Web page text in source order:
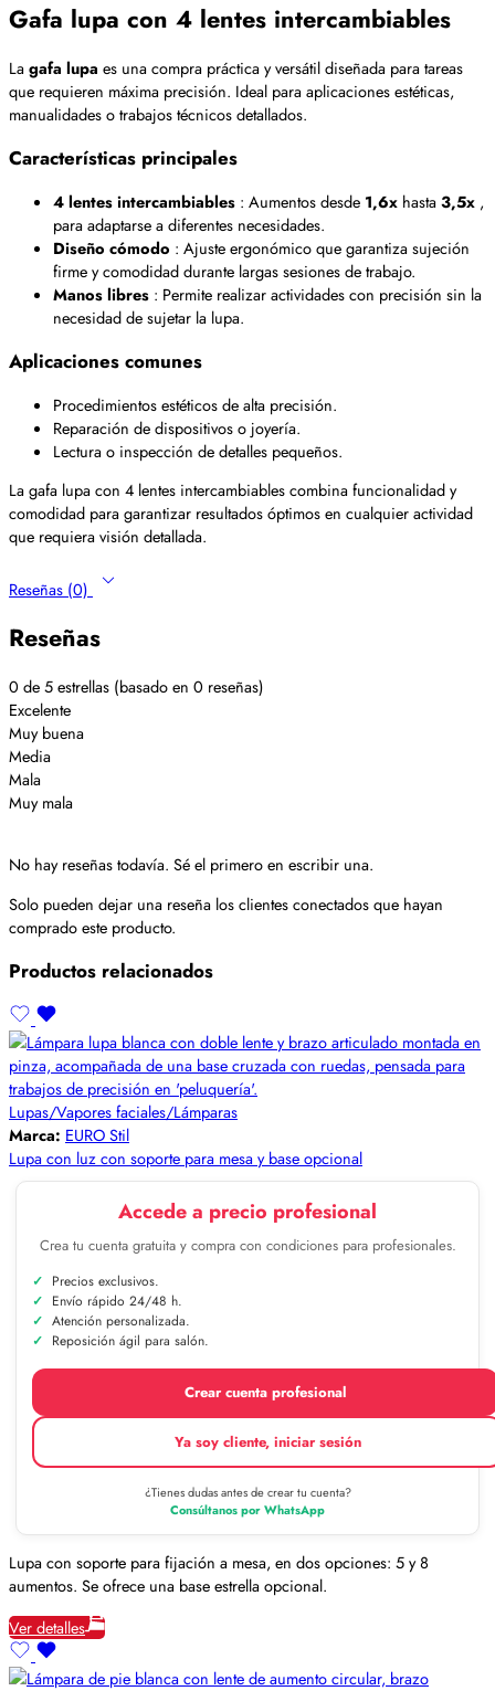
Gafa lupa con 4 lentes intercambiables
Lagafa lupa es una compra práctica y versátil diseñada para tareas
que requieren máxima precisión. Ideal para aplicaciones estéticas,
manualidades o trabajos técnicos detallados.
Características principales
4 lentes intercambiables : Aumentos desde 1,6x hasta3,5x ,
para adaptarse a diferentes necesidades.
Diseño cómodo : Ajuste ergonómico que garantiza sujeción
firme y comodidad durante largas sesiones de trabajo.
Manos libres : Permite realizar actividades con precisión sin la
necesidad de sujetar la lupa.
Aplicaciones comunes
Procedimientos estéticos de alta precisión.
Reparación de dispositivos o joyería.
Lectura o inspección de detalles pequeños.
La gafa lupa con 4 lentes intercambiables combina funcionalidad y
comodidad para garantizar resultados óptimos en cualquier actividad
que requiera visión detallada.
Reseñas (0)
Reseñas
0 de 5 estrellas (basado en 0 reseñas)
Excelente
Muy buena
Media
Mala
Muy mala
No hay reseñas todavía. Sé el primero en escribir una.
Solo pueden dejar una reseña los clientes conectados que hayan
comprado este producto.
Productos relacionados
Lupas/Vapores faciales/Lámparas
Marca: EURO Stil
Lupa con luz con soporte para mesa y base opcional
Accede a precio profesional
Crea tu cuenta gratuita y compra con condiciones para profesionales.
Precios exclusivos.
Envío rápido 24/48 h.
Atención personalizada.
Reposición ágil para salón.
Crear cuenta profesional
Ya soy cliente, iniciar sesión
¿Tienes dudas antes de crear tu cuenta?
Consúltanos por WhatsApp
Lupa con soporte para fijación a mesa, en dos opciones: 5 y 8
aumentos. Se ofrece una base estrella opcional.
Ver detalles